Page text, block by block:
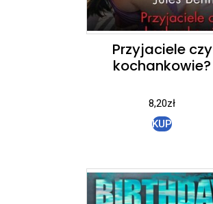
Przyjaciele czy
kochankowie?
8,20zł
KUP